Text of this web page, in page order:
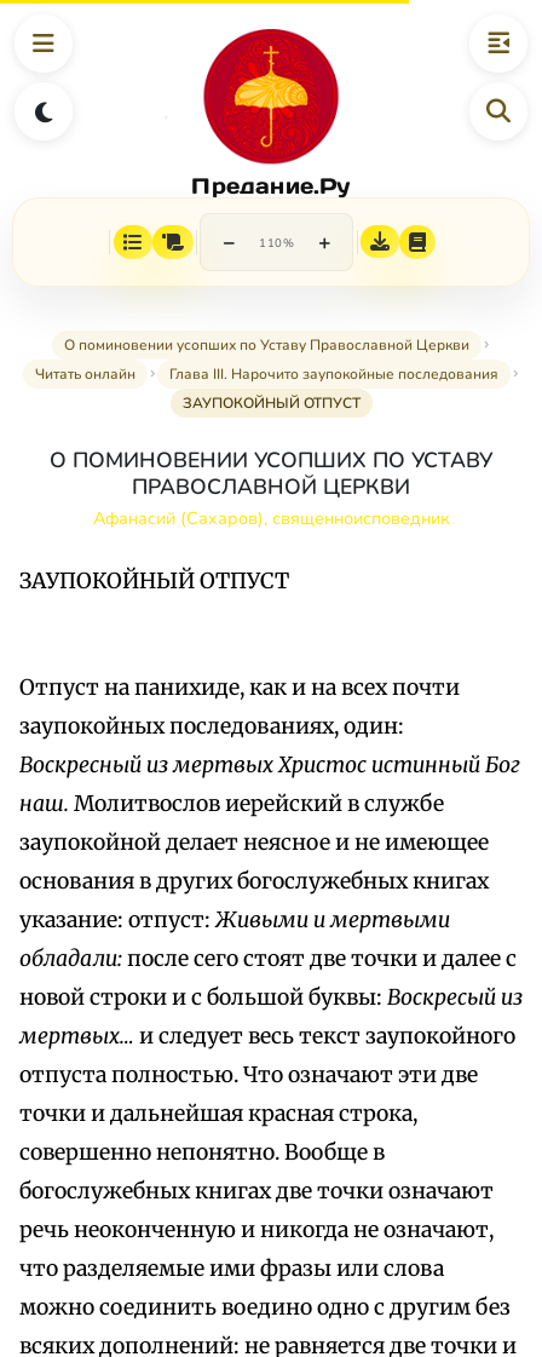
Предание.Ру
− 110% +
О поминовении усопших по Уставу Православной Церкви
Читать онлайн
Глава III. Нарочито заупокойные последования
ЗАУПОКОЙНЫЙ ОТПУСТ
О ПОМИНОВЕНИИ УСОПШИХ ПО УСТАВУ
ПРАВОСЛАВНОЙ ЦЕРКВИ
Афанасий (Сахаров), священноисповедник
ЗАУПОКОЙНЫЙ ОТПУСТ
Отпуст на панихиде, как и на всех почти
заупокойных последованиях, один:
Воскресный из мертвых Христос истинный Бог
наш. Молитвослов иерейский в службе
заупокойной делает неясное и не имеющее
основания в других богослужебных книгах
указание: отпуст:Живыми и мертвыми
обладали:после сего стоят две точки и далее с
новой строки и с большой буквы: Воскресый из
мертвых… и следует весь текст заупокойного
отпуста полностью. Что означают эти две
точки и дальнейшая красная строка,
совершенно непонятно. Вообще в
богослужебных книгах две точки означают
речь неоконченную и никогда не означают,
что разделяемые ими фразы или слова
можно соединить воедино одно с другим без
всяких дополнений: не равняется две точки и